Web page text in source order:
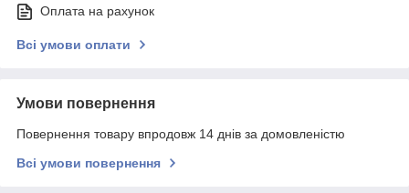
Оплата на рахунок
Всі умови оплати
Умови повернення
Повернення товару впродовж 14 днів за домовленістю
Всі умови повернення